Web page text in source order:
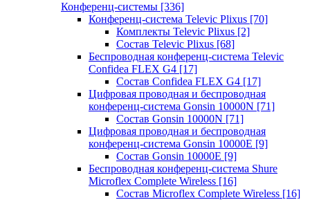
Конференц-системы [336]
Конференц-система Televic Plixus [70]
Комплекты Televic Plixus [2]
Состав Televic Plixus [68]
Беспроводная конференц-система Televic
Confidea FLEX G4 [17]
Состав Confidea FLEX G4 [17]
Цифровая проводная и беспроводная
конференц-система Gonsin 10000N [71]
Состав Gonsin 10000N [71]
Цифровая проводная и беспроводная
конференц-система Gonsin 10000E [9]
Состав Gonsin 10000E [9]
Беспроводная конференц-система Shure
Microflex Complete Wireless [16]
Состав Microflex Complete Wireless [16]